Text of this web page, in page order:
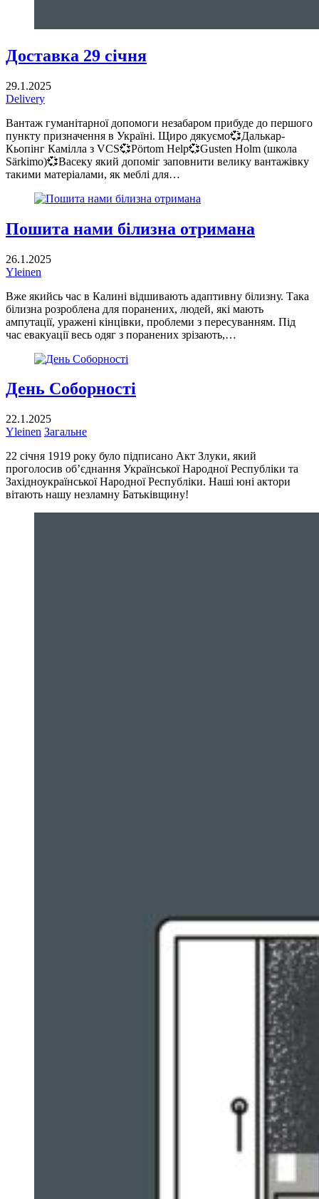
Доставка 29 січня
29.1.2025
Delivery
Вантаж гуманітарної допомоги незабаром прибуде до першого
пункту призначення в Україні. Щиро дякуємо💞Далькар-
Кьопінг Камілла з VCS💞Pörtom Help💞Gusten Holm (школа
Särkimo)💞Васеку який допоміг заповнити велику вантажівку
такими матеріалами, як меблі для…
Пошита нами білизна отримана
26.1.2025
Yleinen
Вже якийсь час в Калині відшивають адаптивну білизну. Така
білизна розроблена для поранених, людей, які мають
ампутації, уражені кінцівки, проблеми з пересуванням. Під
час евакуації весь одяг з поранених зрізають,…
День Соборності
22.1.2025
Yleinen Загальне
22 січня 1919 року було підписано Акт Злуки, який
проголосив об’єднання Української Народної Республіки та
Західноукраїнської Народної Республіки. Наші юні актори
вітають нашу незламну Батьківщину!